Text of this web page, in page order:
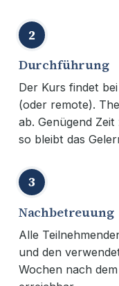
2
Durchführung
Der Kurs findet
(oder remote).
ab. Genügend
so bleibt das
3
Nachbetreuung
Alle
und den
Wochen nach